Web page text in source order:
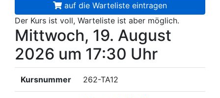
auf die Warteliste eintragen
Der Kurs ist voll, Warteliste ist aber möglich.
Mittwoch, 19. August
2026 um 17:30 Uhr
Kursnummer 262-TA12